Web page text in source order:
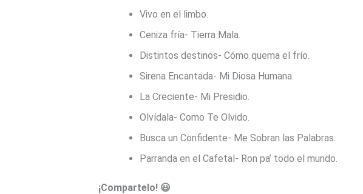
Vivo en el limbo.
Ceniza fría- Tierra Mala.
Distintos destinos- Cómo quema el frío.
Sirena Encantada- Mi Diosa Humana.
La Creciente- Mi Presidio.
Olvídala- Como Te Olvido.
Busca un Confidente- Me Sobran las Palabras.
Parranda en el Cafetal- Ron pa’ todo el mundo.
¡Compartelo! 😃